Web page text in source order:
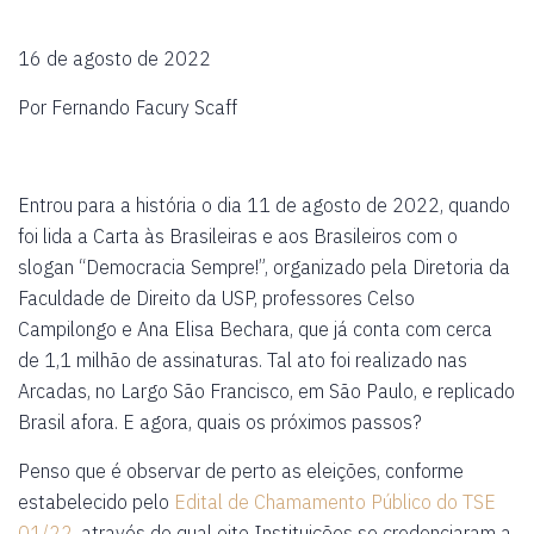
16 de agosto de 2022
Por Fernando Facury Scaff
Entrou para a história o dia 11 de agosto de 2022, quando
foi lida a Carta às Brasileiras e aos Brasileiros com o
slogan “Democracia Sempre!”, organizado pela Diretoria da
Faculdade de Direito da USP, professores Celso
Campilongo e Ana Elisa Bechara, que já conta com cerca
de 1,1 milhão de assinaturas. Tal ato foi realizado nas
Arcadas, no Largo São Francisco, em São Paulo, e replicado
Brasil afora. E agora, quais os próximos passos?
Penso que é observar de perto as eleições, conforme
estabelecido pelo Edital de Chamamento Público do TSE